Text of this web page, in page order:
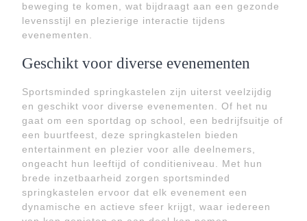
beweging te komen, wat bijdraagt aan een gezonde
levensstijl en plezierige interactie tijdens
evenementen.
Geschikt voor diverse evenementen
Sportsminded springkastelen zijn uiterst veelzijdig
en geschikt voor diverse evenementen. Of het nu
gaat om een sportdag op school, een bedrijfsuitje of
een buurtfeest, deze springkastelen bieden
entertainment en plezier voor alle deelnemers,
ongeacht hun leeftijd of conditieniveau. Met hun
brede inzetbaarheid zorgen sportsminded
springkastelen ervoor dat elk evenement een
dynamische en actieve sfeer krijgt, waar iedereen